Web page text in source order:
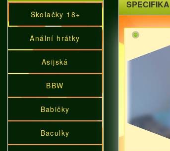
Školačky 18+
Anální hrátky
Asijská
BBW
Babičky
Baculky
SPECIFIKA